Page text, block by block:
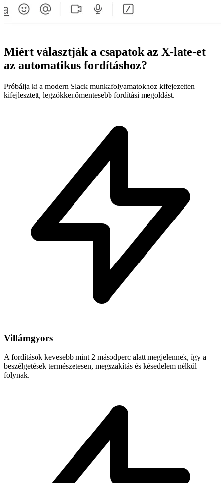
Miért választják a csapatok az X-late-et
az automatikus fordításhoz?
Próbálja ki a modern Slack munkafolyamatokhoz kifejezetten
kifejlesztett, legzökkenőmentesebb fordítási megoldást.
Villámgyors
A fordítások kevesebb mint 2 másodperc alatt megjelennek, így a
beszélgetések természetesen, megszakítás és késedelem nélkül
folynak.